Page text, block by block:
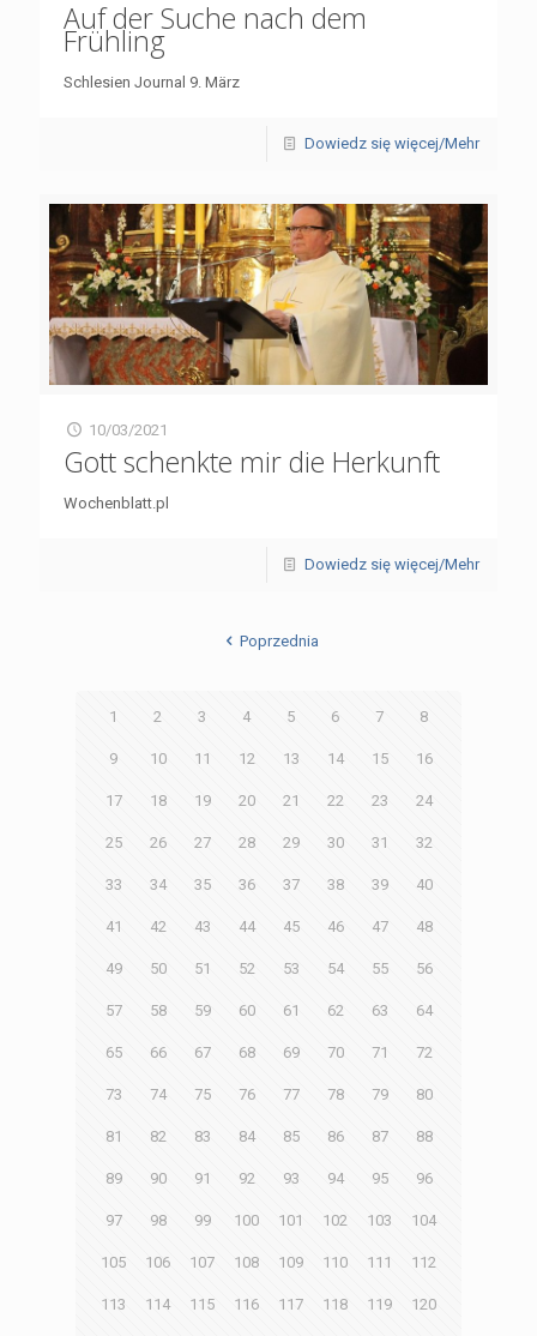
Auf der Suche nach dem
Frühling
Schlesien Journal 9. März
Dowiedz się więcej/Mehr
10/03/2021
Gott schenkte mir die Herkunft
Wochenblatt.pl
Dowiedz się więcej/Mehr
Poprzednia
1 2 3 4 5 6 7 8
9 10 11 12 13 14 15 16
17 18 19 20 21 22 23 24
25 26 27 28 29 30 31 32
33 34 35 36 37 38 39 40
41 42 43 44 45 46 47 48
49 50 51 52 53 54 55 56
57 58 59 60 61 62 63 64
65 66 67 68 69 70 71 72
73 74 75 76 77 78 79 80
81 82 83 84 85 86 87 88
89 90 91 92 93 94 95 96
97 98 99 100 101 102 103 104
105 106 107 108 109 110 111 112
113 114 115 116 117 118 119 120